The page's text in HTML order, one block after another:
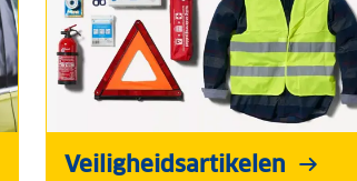
Veiligheidsartikelen